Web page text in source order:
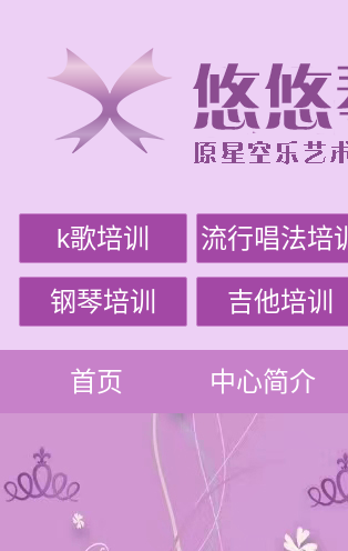
k歌培训 流行唱法培训
钢琴培训 吉他培训
首页 中心简介